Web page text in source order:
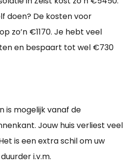
doen? De kosten voor
zo’n €1170. Je hebt veel
en bespaart tot wel €730
is mogelijk vanaf de
Jouw huis verliest veel
is een extra schil om uw
i.v.m.